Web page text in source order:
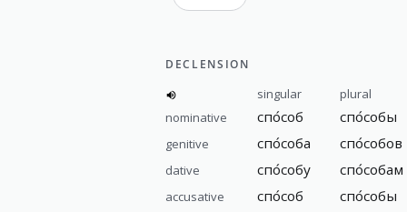
DECLENSION
singular
plural
nominative
спо́соб спо́собы
genitive спо́соба спо́собов
dative спо́собу спо́собам
accusative спо́соб спо́собы